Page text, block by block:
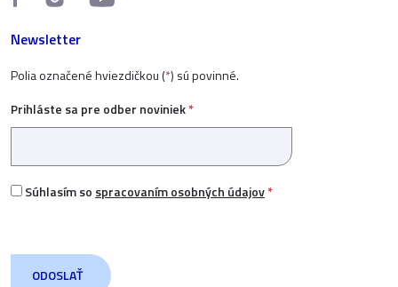
Newsletter
Polia označené hviezdičkou (*) sú povinné.
Prihláste sa pre odber noviniek*
Súhlasím so spracovaním osobných údajov*